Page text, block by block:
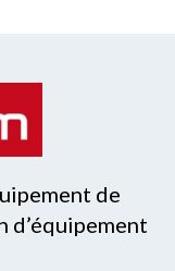
de
d’équipement